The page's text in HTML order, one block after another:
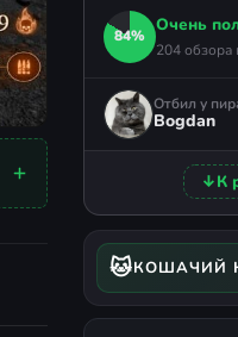
84%
Очень
204 обзора
Отбил у
Bogdan
↓К
🐱КОШАЧИЙ